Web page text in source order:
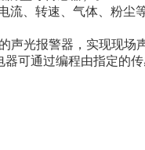
流、转速、气体、粉尘
光报警器，实现现场
可通过编程由指定的